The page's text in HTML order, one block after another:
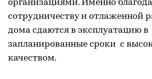
организациями. Именно
сотрудничеству и отлаженной
дома сдаются в эксплуатацию в
запланированные сроки с
качеством.